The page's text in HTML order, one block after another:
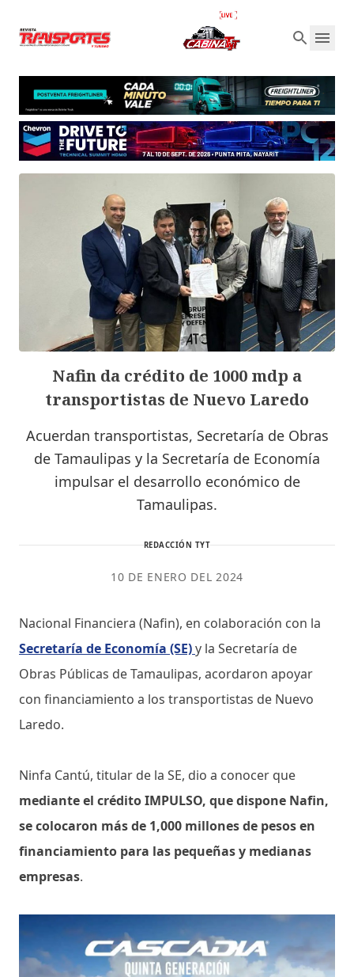
Nafin da crédito de 1000 mdp a
transportistas de Nuevo Laredo
Acuerdan transportistas, Secretaría de Obras
de Tamaulipas y la Secretaría de Economía
impulsar el desarrollo económico de
Tamaulipas.
REDACCIÓN TYT
10 DE ENERO DEL 2024
Nacional Financiera (Nafin), en colaboración con la
Secretaría de Economía (SE)y la Secretaría de
Obras Públicas de Tamaulipas, acordaron apoyar
con financiamiento a los transportistas de Nuevo
Laredo.
Ninfa Cantú, titular de la SE, dio a conocer que
mediante el crédito IMPULSO, que dispone Nafin,
se colocaron más de 1,000 millones de pesos en
financiamiento para las pequeñas y medianas
empresas.